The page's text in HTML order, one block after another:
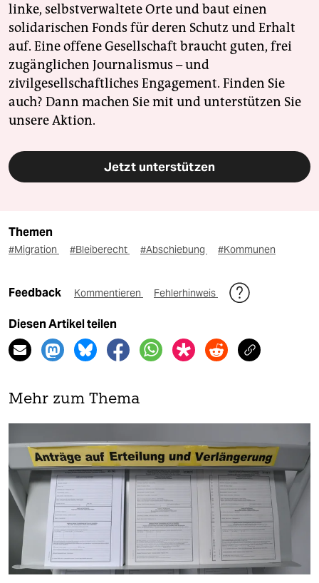
linke, selbstverwaltete Orte und baut einen
solidarischen Fonds für deren Schutz und Erhalt
auf. Eine offene Gesellschaft braucht guten, frei
zugänglichen Journalismus – und
zivilgesellschaftliches Engagement. Finden Sie
auch? Dann machen Sie mit und unterstützen Sie
unsere Aktion.
Jetzt unterstützen
Themen
#Migration #Bleiberecht #Abschiebung #Kommunen
Feedback Kommentieren Fehlerhinweis
Diesen Artikel teilen
Mehr zum Thema